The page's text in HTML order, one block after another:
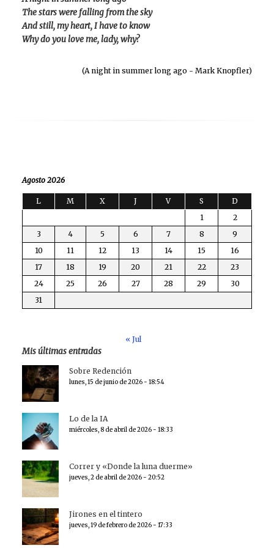
The stars were falling from the sky
And still, my heart, I have to know
Why do you love me, lady, why?
(A night in summer long ago - Mark Knopfler)
Agosto 2026
L M X J V S
D
1
2
3
4 5 6 7 8
9
10
11 12 13 14 15
16
17
18 19 20 21 22
23
24
25 26 27 28 29
30
31
« Jul
Mis últimas entradas
Sobre Redención
lunes, 15 de junio de 2026 - 18:54
Lo de la IA
miércoles, 8 de abril de 2026 - 18:33
Correr y «Donde la luna duerme»
jueves, 2 de abril de 2026 - 20:52
Jirones en el tintero
jueves, 19 de febrero de 2026 - 17:33